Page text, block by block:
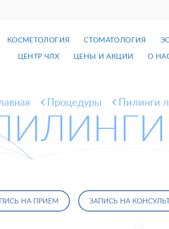
КОСМЕТОЛОГИЯ СТОМАТОЛОГИЯ
ЦЕНТР ЧЛХ ЦЕНЫ И АКЦИИ О
Процедуры Пилинги
НА ПРИЕМ ЗАПИСЬ НА